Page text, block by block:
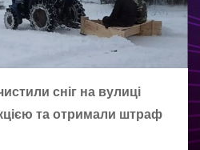
сніг на вулиці
та отримали штраф